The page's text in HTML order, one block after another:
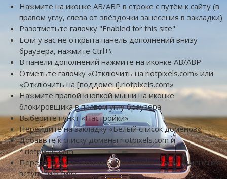
Нажмите на иконке AB/ABP в строке с путём к сайту (в
правом углу, слева от звёздочки занесения в закладки)
Разотметьте галочку "Enabled for this site"
Если у вас не открыта панель дополнений внизу
браузера, нажмите Ctrl+\
В панели дополнений нажмите на иконке AB/ABP
Отметьте галочку «Отключить на riotpixels.com» или
«Отключить на [поддомен].riotpixels.com»
Нажмите правой кнопкой мыши на иконке
блокировщика в правом углу браузера
Выберите пункт «Настройки»
Перейдите на закладку «Белый список доменов»
Добавьте к списку домены riotpixels.com и
*.riotpixels.com
Перезагрузите страницу Riot Pixels, чтобы изменения
вступили в силу